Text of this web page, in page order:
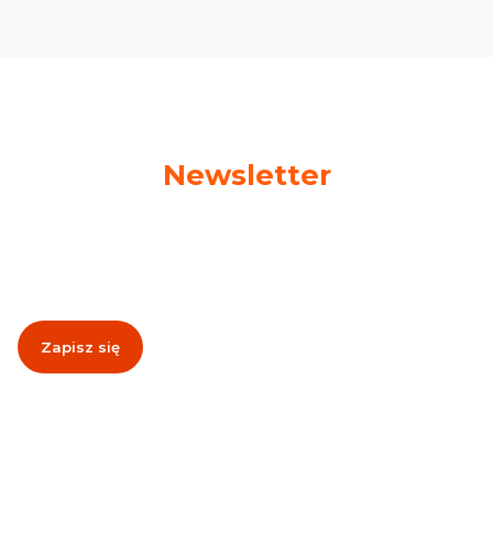
Newsletter
Zapisz się